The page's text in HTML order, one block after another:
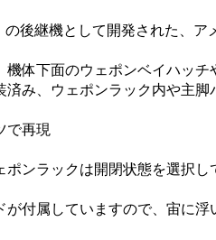
後継機として開発された、
機体下面のウェポンベイハッ
済み、ウェポンラック内や主
で再現
ポンラックは開閉状態を選択し
が付属していますので、宙に浮